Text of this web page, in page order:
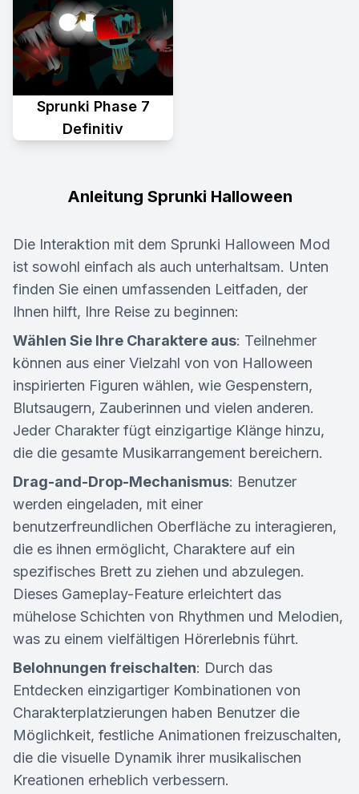
Sprunki Phase 7
Definitiv
Anleitung Sprunki Halloween
Die Interaktion mit dem Sprunki Halloween Mod
ist sowohl einfach als auch unterhaltsam. Unten
finden Sie einen umfassenden Leitfaden, der
Ihnen hilft, Ihre Reise zu beginnen:
Wählen Sie Ihre Charaktere aus: Teilnehmer
können aus einer Vielzahl von von Halloween
inspirierten Figuren wählen, wie Gespenstern,
Blutsaugern, Zauberinnen und vielen anderen.
Jeder Charakter fügt einzigartige Klänge hinzu,
die die gesamte Musikarrangement bereichern.
Drag-and-Drop-Mechanismus: Benutzer
werden eingeladen, mit einer
benutzerfreundlichen Oberfläche zu interagieren,
die es ihnen ermöglicht, Charaktere auf ein
spezifisches Brett zu ziehen und abzulegen.
Dieses Gameplay-Feature erleichtert das
mühelose Schichten von Rhythmen und Melodien,
was zu einem vielfältigen Hörerlebnis führt.
Belohnungen freischalten: Durch das
Entdecken einzigartiger Kombinationen von
Charakterplatzierungen haben Benutzer die
Möglichkeit, festliche Animationen freizuschalten,
die die visuelle Dynamik ihrer musikalischen
Kreationen erheblich verbessern.